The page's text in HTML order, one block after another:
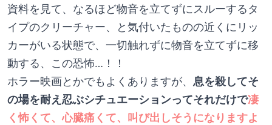
資料を見て、なるほど物音を立てずにスルーするタ
イプのクリーチャー、と気付いたものの近くにリッ
カーがいる状態で、一切触れずに物音を立てずに移
動する、この恐怖…！！
ホラー映画とかでもよくありますが、 息を殺してそ
の場を耐え忍ぶシチュエーションってそれだけで凄
く怖くて、心臓痛くて、叫び出しそうになりますよ